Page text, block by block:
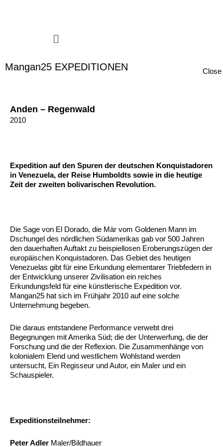
Menü
Mangan25 EXPEDITIONEN Close
Anden – Regenwald
2010
Expedition auf den Spuren der deutschen Konquistadoren
in Venezuela, der Reise Humboldts sowie in die heutige
Zeit der zweiten bolivarischen Revolution.
Die Sage von El Dorado, die Mär vom Goldenen Mann im
Dschungel des nördlichen Südamerikas gab vor 500 Jahren
den dauerhaften Auftakt zu beispiellosen Eroberungszügen der
europäischen Konquistadoren. Das Gebiet des heutigen
Venezuelas gibt für eine Erkundung elementarer Triebfedern in
der Entwicklung unserer Zivilisation ein reiches
Erkundungsfeld für eine künstlerische Expedition vor.
Mangan25 hat sich im Frühjahr 2010 auf eine solche
Unternehmung begeben.
Die daraus entstandene Performance verwebt drei
Begegnungen mit Amerika Süd; die der Unterwerfung, die der
Forschung und die der Reflexion. Die Zusammenhänge von
kolonialem Elend und westlichem Wohlstand werden
untersucht, Ein Regisseur und Autor, ein Maler und ein
Schauspieler.
Expeditionsteilnehmer:
Peter Adler Maler/Bildhauer